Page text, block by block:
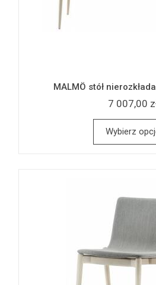
MALMÖ stół
7 007,00
Wybierz